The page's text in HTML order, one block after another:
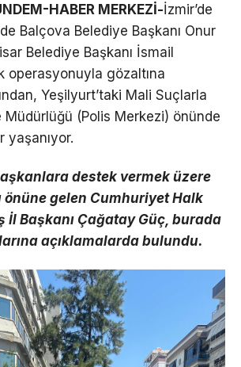
HABER MERKEZİ-İzmir’de
Balçova Belediye Başkanı Onur
Belediye Başkanı İsmail
operasyonuyla gözaltına
Yeşilyurt’taki Mali Suçlarla
Müdürlüğü (Polis Merkezi) önünde
yaşanıyor.
destek vermek üzere
önüne gelen Cumhuriyet Halk
İl Başkanı Çağatay Güç, burada
açıklamalarda bulundu.